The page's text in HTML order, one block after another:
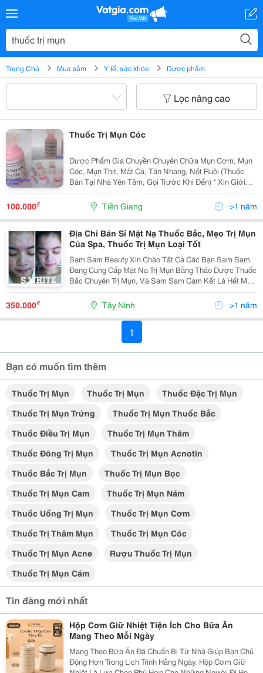
Trang Chủ Mua sắm Y tế, sức khỏe Dược phẩm
Lọc nâng cao
Thuốc Trị Mụn Cóc
Dược Phẩm Gia Chuyền Chuyên Chữa Mụn Cơm, Mụn
Cóc, Mụn Thịt, Mắt Cá, Tàn Nhang, Nốt Ruồi (Thuốc
Bán Tại Nhà Yên Tâm, Gọi Trước Khi Đến) * Xin Giới
Thiệu Loại Thuốc Chuyên Chữa Mụn Cóc, Mụn Cơm,
Mụn Gạo, Mụn Thịt Xung Quanh Mắt, Mắt Cá Tàn
Nhang Nố
100.000₫ Tiền Giang >1 năm
Địa Chỉ Bán Sỉ Mặt Nạ Thuốc Bắc, Mẹo Trị Mụn
Của Spa, Thuốc Trị Mụn Loại Tốt
Sam Sam Beauty Xin Chào Tất Cả Các Bạn Sam Sam
Đang Cung Cấp Mặt Nạ Trị Mụn Bằng Thảo Dược Thuốc
Bắc Chuyên Trị Mụn, Và Sam Sam Cam Kết Là Hết Mụn
Khi Bạn Sử Dụng Đúng Liệu Trình Hướng Dẫn Nhé.
Hàng Sam Nhập Là Sản Phẩm Độc Quyền Swhite, Có
350.000₫ Tây Ninh >1 năm
1
Bạn có muốn tìm thêm
Thuốc Trị Mụn Thuốc Trị Mụn
Thuốc Đặc Trị Mụn
Thuốc Trị Mụn Trứng
Thuốc Trị Mụn Thuốc Bắc
Thuốc Điều Trị Mụn
Thuốc Trị Mụn Thâm
Thuốc Đông Trị Mụn
Thuốc Trị Mụn Acnotin
Thuốc Bắc Trị Mụn
Thuốc Trị Mụn Bọc
Thuốc Trị Mụn Cam
Thuốc Trị Mụn Nám
Thuốc Uống Trị Mụn
Thuốc Trị Mụn Cơm
Thuốc Trị Thâm Mụn
Thuốc Trị Mụn Cóc
Thuốc Trị Mụn Acne
Rượu Thuốc Trị Mụn
Thuốc Trị Mụn Cám
Tin đăng mới nhất
Hộp Cơm Giữ Nhiệt Tiện Ích Cho Bữa Ăn
Mang Theo Mỗi Ngày
Mang Theo Bữa Ăn Đã Chuẩn Bị Từ Nhà Giúp Bạn Chủ
Động Hơn Trong Lịch Trình Hằng Ngày. Hộp Cơm Giữ